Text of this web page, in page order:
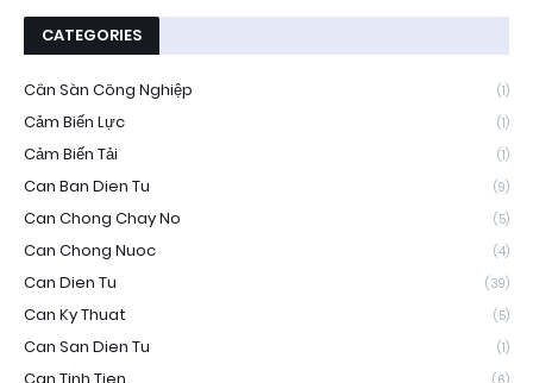
CATEGORIES
Cân Sàn Công Nghiệp (1)
Cảm Biến Lực (1)
Cảm Biến Tải (1)
Can Ban Dien Tu (9)
Can Chong Chay No (5)
Can Chong Nuoc (4)
Can Dien Tu (39)
Can Ky Thuat (5)
Can San Dien Tu (1)